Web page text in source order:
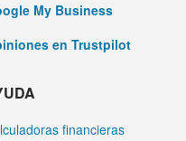
My Business
en Trustpilot
financieras